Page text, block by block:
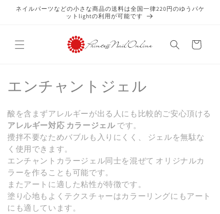
ンツに
ネイルパーツなどの小さな商品の送料は全国一律220円のゆうパケ
ットlightの利用が可能です
ー
コ
レ
ク
シ
ョ
ン
:
エンチャントジェル
酸を含まずアレルギーが出る人にも比較的ご安心頂ける
アレルギー対応 カラージェルです。
攪拌不要なためバブルも入りにくく、 ジェルを無駄な
く使用できます。
エンチャントカラージェル同士を混ぜて オリジナルカ
ラーを作ることも可能です。
またアートに適した粘性が特徴です。
塗り心地もよくテクスチャーはカラーリングにもアート
にも適しています。